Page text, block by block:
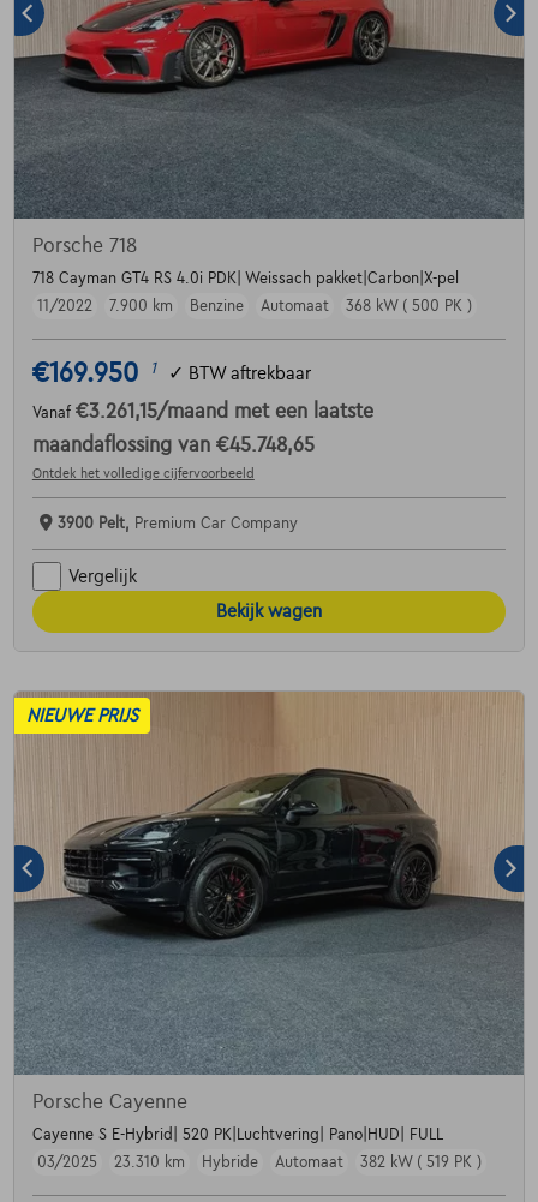
Porsche 718
718 Cayman GT4 RS 4.0i PDK| Weissach pakket|Carbon|X-pel
11/2022
7.900 km Benzine Automaat 368 kW ( 500 PK )
€169.950 1 ✓ BTW aftrekbaar
Vanaf €3.261,15/maand met een laatste
maandaflossing van €45.748,65
Ontdek het volledige cijfervoorbeeld
3900 Pelt, Premium Car Company
Vergelijk
Bekijk wagen
NIEUWE PRIJS
Porsche Cayenne
Cayenne S E-Hybrid| 520 PK|Luchtvering| Pano|HUD| FULL
03/2025
23.310 km Hybride Automaat 382 kW ( 519 PK )